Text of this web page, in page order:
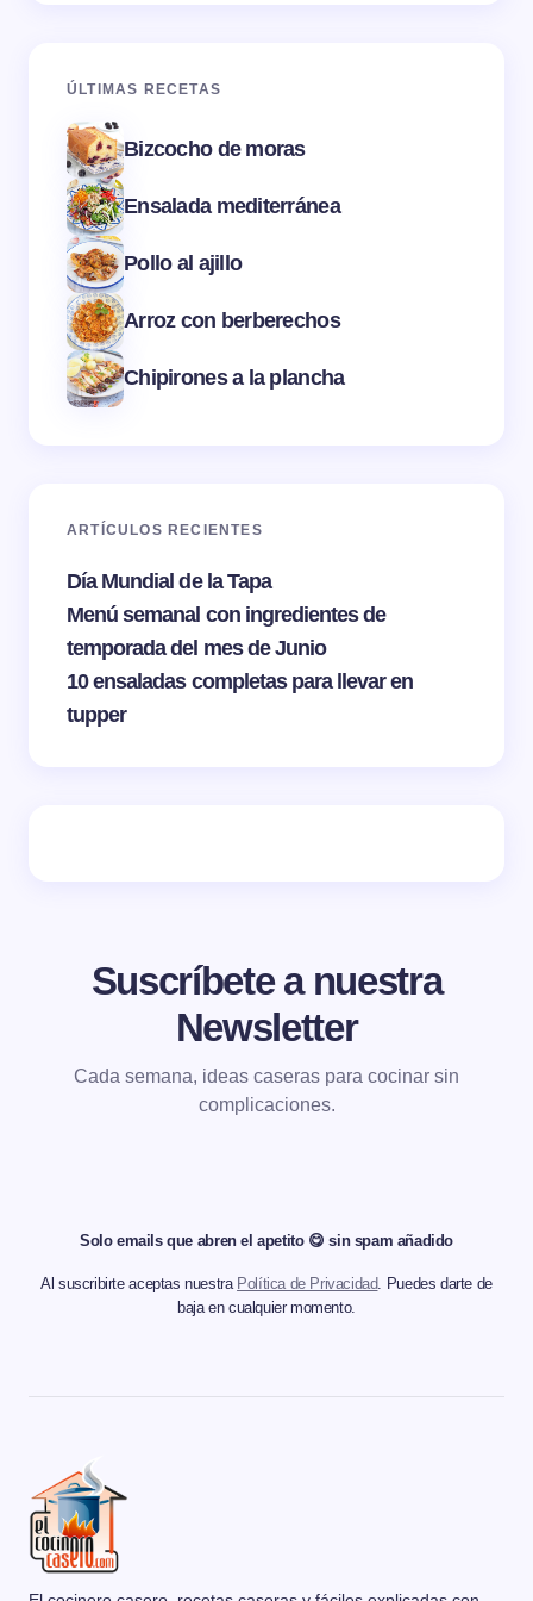
ÚLTIMAS RECETAS
Bizcocho de moras
Ensalada mediterránea
Pollo al ajillo
Arroz con berberechos
Chipirones a la plancha
ARTÍCULOS RECIENTES
Día Mundial de la Tapa
Menú semanal con ingredientes de
temporada del mes de Junio
10 ensaladas completas para llevar en
tupper
Suscríbete a nuestra
Newsletter
Cada semana, ideas caseras para cocinar sin
complicaciones.
Solo emails que abren el apetito 😋 sin spam añadido
Al suscribirte aceptas nuestra Política de Privacidad. Puedes darte de
baja en cualquier momento.